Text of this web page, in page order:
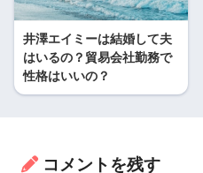
井澤エイミーは結婚して夫
はいるの？貿易会社勤務で
性格はいいの？
コメントを残す